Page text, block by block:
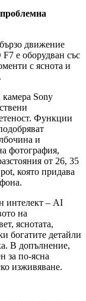
движение
е оборудван със
с яснота и
камера Sony
Функции
и
фотография,
от 26, 35
която придава
интелект – AI
на
яснотата,
богатите детайли
В допълнение,
за по-ясна
изживяване.